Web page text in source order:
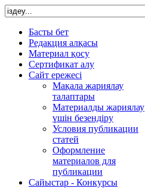
Басты бет
Редакция алқасы
Материал қосу
Сертификат алу
Сайт ережесі
Мақала жариялау
талаптары
Материалды жариялау
үшін безендіру
Условия публикации
статей
Оформление
материалов для
публикации
Сайыстар - Конкурсы